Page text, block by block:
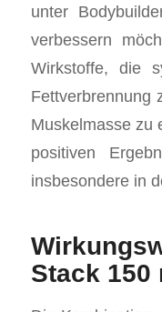
unter
verbessern
Wirkstoffe, die
Fettverbrennung
Muskelmasse zu
positiven
insbesondere in
Stack 150